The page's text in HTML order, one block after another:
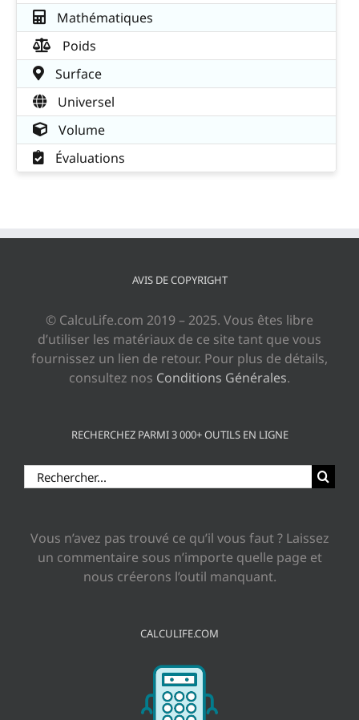
Mathématiques
Poids
Surface
Universel
Volume
Évaluations
AVIS DE COPYRIGHT
© CalcuLife.com 2019 – 2025. Vous êtes libre
d’utiliser les matériaux de ce site tant que vous
fournissez un lien de retour. Pour plus de détails,
consultez nos Conditions Générales.
RECHERCHEZ PARMI 3 000+ OUTILS EN LIGNE
Rechercher:
Vous n’avez pas trouvé ce qu’il vous faut ? Laissez
un commentaire sous n’importe quelle page et
nous créerons l’outil manquant.
CALCULIFE.COM